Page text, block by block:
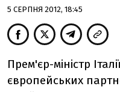
5 СЕРПНЯ 2012, 18:45
Прем'єр-міністр
європейських